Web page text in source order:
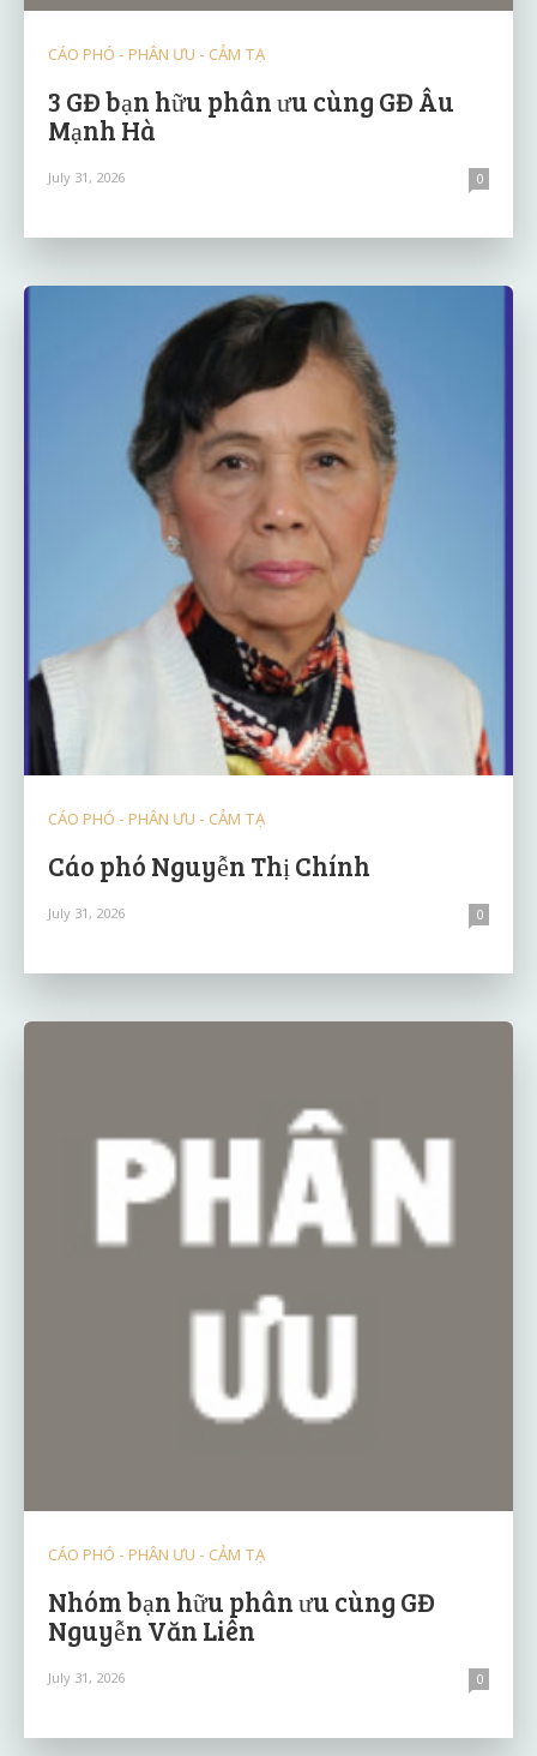
CÁO PHÓ - PHÂN ƯU - CẢM TẠ
3 GĐ bạn hữu phân ưu cùng GĐ Âu
Mạnh Hà
July 31, 2026 0
CÁO PHÓ - PHÂN ƯU - CẢM TẠ
Cáo phó Nguyễn Thị Chính
July 31, 2026 0
CÁO PHÓ - PHÂN ƯU - CẢM TẠ
Nhóm bạn hữu phân ưu cùng GĐ
Nguyễn Văn Liên
July 31, 2026 0